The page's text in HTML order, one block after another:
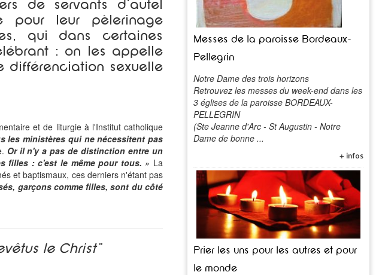
de servants d'autel
pour leur pèlerinage
qui dans certaines
: on les appelle
différenciation sexuelle
et de liturgie à l'Institut catholique
les ministères qui ne nécessitent pas
Or il n'y a pas de distinction entre un
filles : c'est le même pour tous. » La
et baptismaux, ces derniers n'étant pas
garçons comme filles, sont du côté
le Christ"
Messes de la paroisse Bordeaux-
Pellegrin
Notre Dame des trois horizons
Retrouvez les messes du week-end dans les
3 églises de la paroisse BORDEAUX-
PELLEGRIN
(Ste Jeanne d'Arc - St Augustin - Notre
Dame de bonne ...
+ infos
Prier les uns pour les autres et pour
le monde